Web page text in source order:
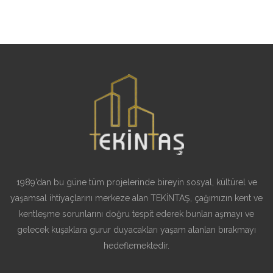
1989’dan bu güne tüm projelerinde bireyin sosyal, kültürel ve
yaşamsal ihtiyaçlarını merkeze alan TEKİNTAŞ, çağımızın kent ve
kentleşme sorunlarını doğru tespit ederek bunları aşmayı ve
gelecek kuşaklara gurur duyacakları yaşam alanları bırakmayı
hedeflemektedir.